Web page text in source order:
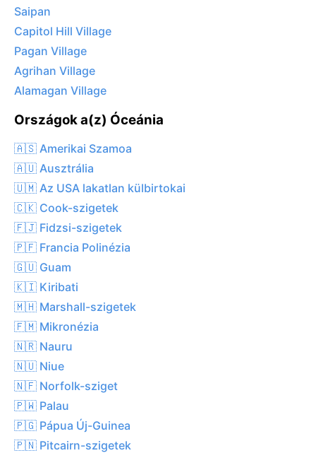
Saipan
Capitol Hill Village
Pagan Village
Agrihan Village
Alamagan Village
Országok a(z) Óceánia
🇦🇸 Amerikai Szamoa
🇦🇺 Ausztrália
🇺🇲 Az USA lakatlan külbirtokai
🇨🇰 Cook-szigetek
🇫🇯 Fidzsi-szigetek
🇵🇫 Francia Polinézia
🇬🇺 Guam
🇰🇮 Kiribati
🇲🇭 Marshall-szigetek
🇫🇲 Mikronézia
🇳🇷 Nauru
🇳🇺 Niue
🇳🇫 Norfolk-sziget
🇵🇼 Palau
🇵🇬 Pápua Új-Guinea
🇵🇳 Pitcairn-szigetek